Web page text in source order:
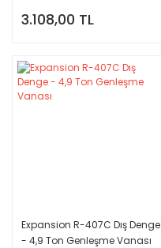
3.108,00 TL
Expansion R-407C Dış Denge
- 4,9 Ton Genleşme Vanası